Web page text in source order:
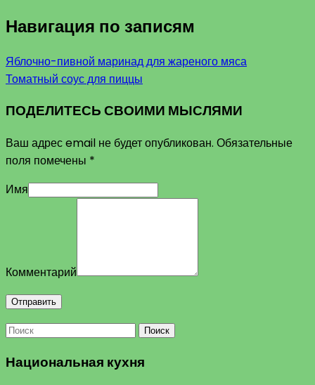
Навигация по записям
Яблочно-пивной маринад для жареного мяса
Томатный соус для пиццы
ПОДЕЛИТЕСЬ СВОИМИ МЫСЛЯМИ
Ваш адрес email не будет опубликован. Обязательные
поля помечены *
Имя
Комментарий
Поиск
Национальная кухня